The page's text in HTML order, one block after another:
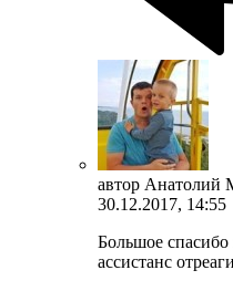
автор Анатолий
30.12.2017, 14:55
Большое спасибо
ассистанс